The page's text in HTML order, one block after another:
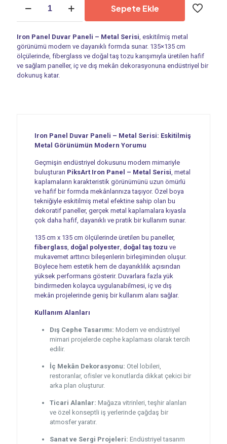
Paneli
Panel
PM
01
adet
Sepete Ekle
Iron Panel Duvar Paneli – Metal Serisi , eskitilmiş metal
görünümü modern ve dayanıklı formda sunar. 135×135 cm
ölçülerinde, fiberglass ve doğal taş tozu karışımıyla üretilen hafif
ve sağlam paneller, iç ve dış mekân dekorasyonuna endüstriyel bir
dokunuş katar.
Iron Panel Duvar Paneli – Metal Serisi: Eskitilmiş
Metal Görünümün Modern Yorumu
Geçmişin endüstriyel dokusunu modern mimariyle
buluşturan PiksArt Iron Panel – Metal Serisi , metal
kaplamaların karakteristik görünümünü uzun ömürlü
ve hafif bir formda mekânlarınıza taşıyor. Özel boya
tekniğiyle eskitilmiş metal efektine sahip olan bu
dekoratif paneller, gerçek metal kaplamalara kıyasla
çok daha hafif, dayanıklı ve pratik bir kullanım sunar.
135 cm x 135 cm ölçülerinde üretilen bu paneller,
fiberglass, doğal polyester doğal taş tozu ve
mukavemet arttırıcı bileşenlerin birleşiminden oluşur.
Böylece hem estetik hem de dayanıklılık açısından
yüksek performans gösterir. Duvarlara fazla yük
bindirmeden kolayca uygulanabilmesi, iç ve dış
mekân projelerinde geniş bir kullanım alanı sağlar.
Kullanım Alanları
Dış Cephe Tasarımı: Modern ve endüstriyel
mimari projelerde cephe kaplaması olarak tercih
edilir.
İç Mekân Dekorasyonu: Otel lobileri,
restoranlar, ofisler ve konutlarda dikkat çekici bir
arka plan oluşturur.
Ticari Alanlar: Mağaza vitrinleri, teşhir alanları
ve özel konseptli iş yerlerinde çağdaş bir
atmosfer yaratır.
Sanat ve Sergi Projeleri: Endüstriyel tasarım